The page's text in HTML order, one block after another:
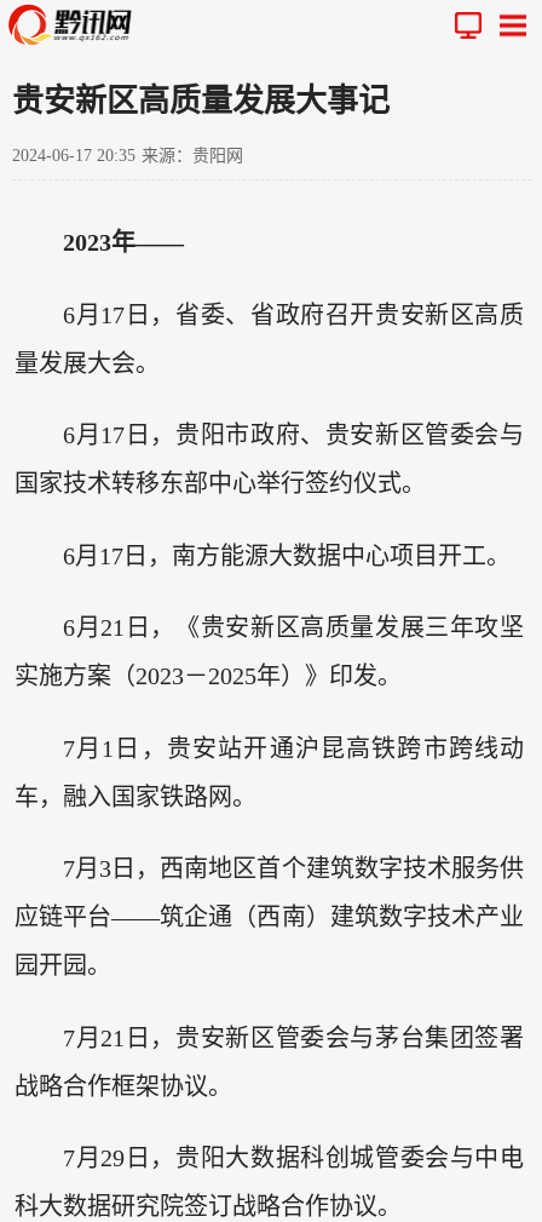
贵安新区高质量发展大事记
2024-06-17 20:35 来源：贵阳网
2023年——
6月17日，省委、省政府召开贵安新区高质
量发展大会。
6月17日，贵阳市政府、贵安新区管委会与
国家技术转移东部中心举行签约仪式。
6月17日，南方能源大数据中心项目开工。
6月21日，《贵安新区高质量发展三年攻坚
实施方案（2023－2025年）》印发。
7月1日，贵安站开通沪昆高铁跨市跨线动
车，融入国家铁路网。
7月3日，西南地区首个建筑数字技术服务供
应链平台——筑企通（西南）建筑数字技术产业
园开园。
7月21日，贵安新区管委会与茅台集团签署
战略合作框架协议。
7月29日，贵阳大数据科创城管委会与中电
科大数据研究院签订战略合作协议。